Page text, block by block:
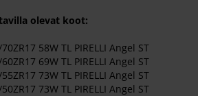
olevat koot:
58W TL PIRELLI Angel ST
69W TL PIRELLI Angel ST
73W TL PIRELLI Angel ST
73W TL PIRELLI Angel ST